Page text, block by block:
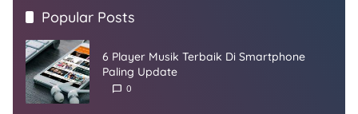
Popular Posts
6 Player Musik Terbaik Di Smartphone
Paling Update
0